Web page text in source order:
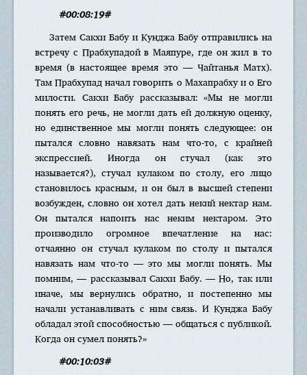
#00:08:19#
Затем Сакхи Бабу и Кунджа Бабу отправились на
встречу с Прабхупадой в Маяпуре, где он жил в то
время (в настоящее время это — Чайтанья Матх).
Там Прабхупад начал говорить о Махапрабху и о Его
милости. Сакхи Бабу рассказывал: «Мы не могли
понять его речь, не могли дать ей должную оценку,
но единственное мы могли понять следующее: он
пытался словно навязать нам что-то, с крайней
экспрессией. Иногда он стучал (как это
называется?), стучал кулаком по столу, его лицо
становилось красным, и он был в высшей степени
возбужден, словно он хотел дать некий нектар нам.
Он пытался напоить нас неким нектаром. Это
производило огромное впечатление на нас:
отчаянно он стучал кулаком по столу и пытался
навязать нам что-то — это мы могли понять. Мы
помним, — рассказывал Сакхи Бабу. — Но, так или
иначе, мы вернулись обратно, и постепенно мы
начали устанавливать с ним связь. И Кунджа Бабу
обладал этой способностью — общаться с публикой.
Когда он сумел понять?»
#00:10:03#